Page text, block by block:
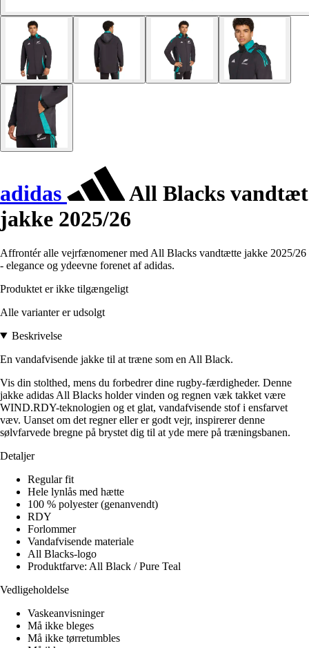
adidas
All Blacks vandtæt
jakke 2025/26
Affrontér alle vejrfænomener med All Blacks vandtætte jakke 2025/26
- elegance og ydeevne forenet af adidas.
Produktet er ikke tilgængeligt
Alle varianter er udsolgt
Beskrivelse
En vandafvisende jakke til at træne som en All Black.
Vis din stolthed, mens du forbedrer dine rugby-færdigheder. Denne
jakke adidas All Blacks holder vinden og regnen væk takket være
WIND.RDY-teknologien og et glat, vandafvisende stof i ensfarvet
væv. Uanset om det regner eller er godt vejr, inspirerer denne
sølvfarvede bregne på brystet dig til at yde mere på træningsbanen.
Detaljer
Regular fit
Hele lynlås med hætte
100 % polyester (genanvendt)
RDY
Forlommer
Vandafvisende materiale
All Blacks-logo
Produktfarve: All Black / Pure Teal
Vedligeholdelse
Vaskeanvisninger
Må ikke bleges
Må ikke tørretumbles